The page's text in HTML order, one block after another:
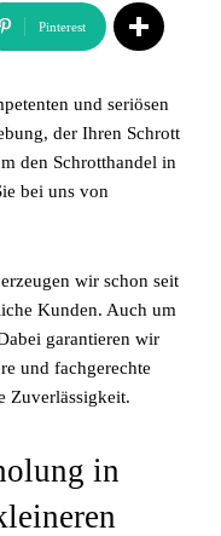
Pinterest
und seriösen
der Ihren Schrott
den Schrotthandel in
bei uns von
wir schon seit
Kunden. Auch um
garantieren wir
und fachgerechte
Zuverlässigkeit.
in